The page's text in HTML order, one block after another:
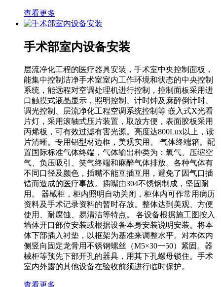
查看更多
手术部室内设备安装
层流净化工程的医疗器具安装，手术室中央控制面板，
能集中控制洁净⼿术室室内⼯作环境和状态的中央控制
系统，能远程对空调处理机进⾏控制，控制⾯板采⽤进
⼝触摸式液晶显⽰，照明控制、计时钟及麻醉倒计时、
调光控制、层流净化工程空调系统控制等 嵌⼊式X光看
⽚灯，采⽤滚轴式压⽚装置，取放⽅便，表⾯胶板采⽤
丙烯板，可有效过滤有害光源。亮度达800Lux以上，读
⽚清晰。专⽤铝型材边框，美观实⽤。 气体终端箱。配
置国际标准⽓体终端，⽓体输出种类为：氧⽓、压缩空
⽓、负压吸引、笑⽓终端和⿇醉⽓体排放。各种⽓体有
不同⼝径及颜⾊，插嘴不能互插互⽤，避免了因⽓⼝插
错⽽造成的医疗事故。插嘴由304不锈钢制成，坚固耐
⽤。 器械柜，柜内照明⾃动关闭，柜体内可作常⽤病历
资料及⼿术记录资料的暂时存放。整体达到美观、⽅便
使⽤、耐腐蚀、易清洁等特点。 各设备根据施工图按入
墙体开口部位安装或根据设备本身安装说明安装。将本
体下部插入衬垫，以框架为基准来调整水平。对本体内
侧竖向固定龙骨用不锈钢螺丝（M5×30一50）紧固。器
械柜等预先下部开孔的器具，用其下孔螺母锁住。手术
室内外露的其他设备在验收前须进行临时保护。
查看更多